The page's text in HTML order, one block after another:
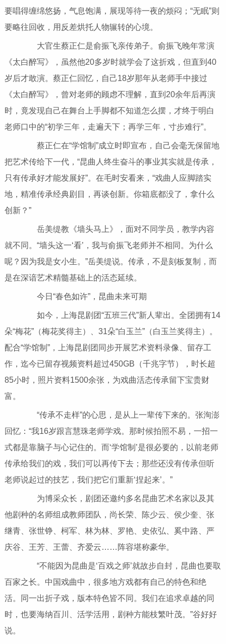
要唱得缠绵悠扬，气息饱满，展现等待一夜的烦闷；“无眠”则
要略往回收，用反差烘托人物辗转的心境。
大官生蔡正仁是俞振飞亲传弟子。俞振飞晚年常演
《太白醉写》，虽然他20多岁时就学会了这折戏，但直到40
岁后才敢演。蔡正仁回忆，自己18岁那年从老师手中接过
《太白醉写》，曾对老师的顾虑不理解，直到20余年后再演
时，竟发现自己在舞台上手脚都不知道怎么摆，才终于明白
老师口中的“初学三年，走遍天下；再学三年，寸步难行”。
蔡正仁在“学馆制”成立时即宣布，自己会毫无保留地
把艺术传给下一代，“昆曲人终生奋斗的事业其实就是传承，
只有传承好才能发展好”。在毛时安看来，“戏曲人应脚踏实
地，精准传承经典剧目，再谈创新。你箱底都没了，拿什么
创新？”
岳美缇教《墙头马上》，面对不同学员，教学内容
就不同。“墙头这一‘看’，我与俞振飞老师并不相同。为什么
呢？因为我是女小生。”岳美缇说。传承，不是刻板复制，而
是在深谙艺术精髓基础上的活态延续。
今日“春色如许”，昆曲未来可期
如今，上海昆剧团“五班三代”新人辈出。全团拥有14
朵“梅花”（梅花奖得主）、31朵“白玉兰”（白玉兰奖得主）。
配合“学馆制”，上海昆剧团同步开展艺术资料录像、留存工
作，迄今已留存视频资料超过450GB（千兆字节），时长超
85小时，照片资料1500余张，为戏曲活态传承留下宝贵财
富。
“传承不走样”的心思，是从上一辈传下来的。张洵澎
回忆：“我16岁跟言慧珠老师学戏。那时候拍照不易，一招一
式都是靠脑子与心记住的。而‘学馆制’是很必要的，以前老师
传承给我们的戏，我们可以再传下去；那些还没有传承但听
老师说起过的技艺，我们把它们重新‘捏起来’。”
为博采众长，剧团还邀约多名昆曲艺术名家以及其
他剧种的名师组成教师团队，尚长荣、陈少云、侯少奎、张
继青、张世铮、柯军、林为林、罗艳、史依弘、奚中路、严
庆谷、王芳、王蕾、齐爱云……阵容堪称豪华。
“不能因为昆曲是‘百戏之师’就故步自封，昆曲也要取
百家之长。中国戏曲中，很多地方戏都有自己的特色和绝
活。同一出折子戏，版本特色皆不同。我们在追求卓越的同
时，也要海纳百川、活学活用，剧种方能枝繁叶茂。”谷好好
说。